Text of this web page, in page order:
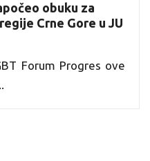
obuku za
Crne Gore u JU
Forum Progres ove